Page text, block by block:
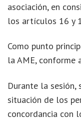
asociación, en
los artículos 16 y
Como punto
la AME, conforme
Durante la
situación de los
concordancia con